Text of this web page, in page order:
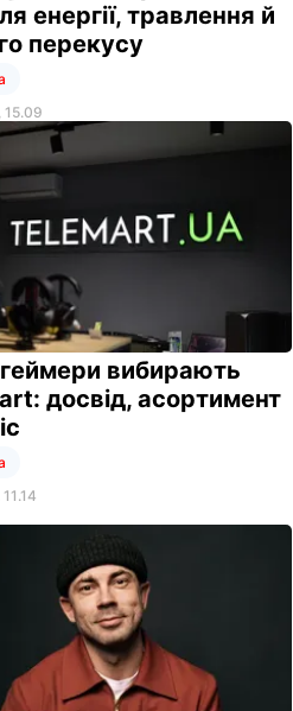
енергії, травлення й
перекусу
15.09
вибирають
досвід, асортимент